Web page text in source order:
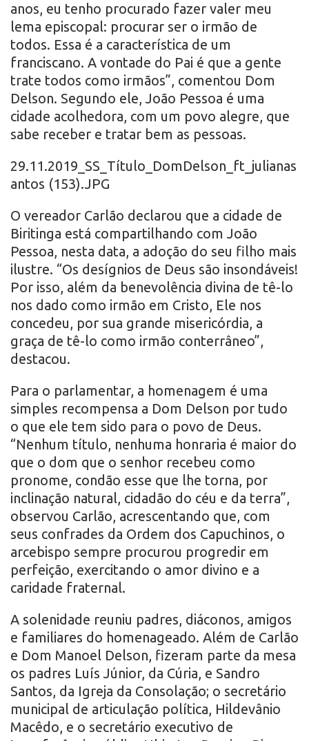
anos, eu tenho procurado fazer valer meu
lema episcopal: procurar ser o irmão de
todos. Essa é a característica de um
franciscano. A vontade do Pai é que a gente
trate todos como irmãos”, comentou Dom
Delson. Segundo ele, João Pessoa é uma
cidade acolhedora, com um povo alegre, que
sabe receber e tratar bem as pessoas.
29.11.2019_SS_Título_DomDelson_ft_julianas
antos (153).JPG
O vereador Carlão declarou que a cidade de
Biritinga está compartilhando com João
Pessoa, nesta data, a adoção do seu filho mais
ilustre. “Os desígnios de Deus são insondáveis!
Por isso, além da benevolência divina de tê-lo
nos dado como irmão em Cristo, Ele nos
concedeu, por sua grande misericórdia, a
graça de tê-lo como irmão conterrâneo”,
destacou.
Para o parlamentar, a homenagem é uma
simples recompensa a Dom Delson por tudo
o que ele tem sido para o povo de Deus.
“Nenhum título, nenhuma honraria é maior do
que o dom que o senhor recebeu como
pronome, condão esse que lhe torna, por
inclinação natural, cidadão do céu e da terra”,
observou Carlão, acrescentando que, com
seus confrades da Ordem dos Capuchinos, o
arcebispo sempre procurou progredir em
perfeição, exercitando o amor divino e a
caridade fraternal.
A solenidade reuniu padres, diáconos, amigos
e familiares do homenageado. Além de Carlão
e Dom Manoel Delson, fizeram parte da mesa
os padres Luís Júnior, da Cúria, e Sandro
Santos, da Igreja da Consolação; o secretário
municipal de articulação política, Hildevânio
Macêdo, e o secretário executivo de